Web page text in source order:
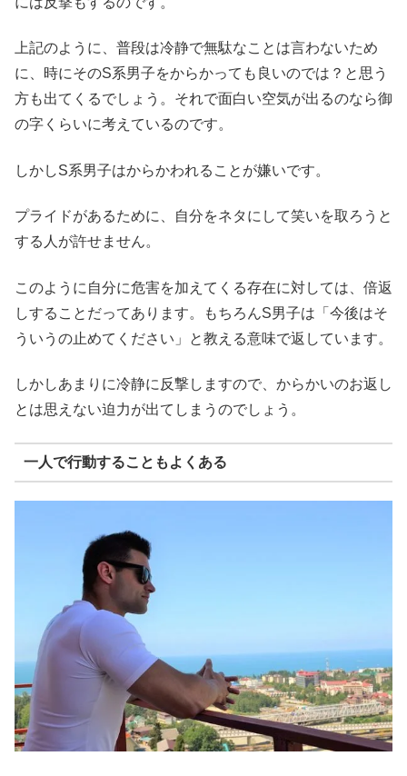
上記のように、普段は冷静で無駄なことは言わないため
に、時にそのS系男子をからかっても良いのでは？と思う
方も出てくるでしょう。それで面白い空気が出るのなら御
の字くらいに考えているのです。
しかしS系男子はからかわれることが嫌いです。
プライドがあるために、自分をネタにして笑いを取ろうと
する人が許せません。
このように自分に危害を加えてくる存在に対しては、倍返
しすることだってあります。もちろんS男子は「今後はそ
ういうの止めてください」と教える意味で返しています。
しかしあまりに冷静に反撃しますので、からかいのお返し
とは思えない迫力が出てしまうのでしょう。
一人で行動することもよくある